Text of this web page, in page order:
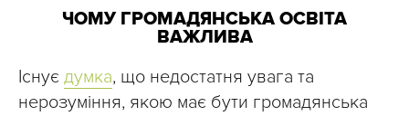
ЧОМУ ГРОМАДЯНСЬКА ОСВІТА
ВАЖЛИВА
Існує думка, що недостатня увага та
нерозуміння, якою має бути громадянська